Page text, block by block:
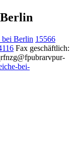
Berlin
bei Berlin 15566
Fax geschäftlich:
bei-